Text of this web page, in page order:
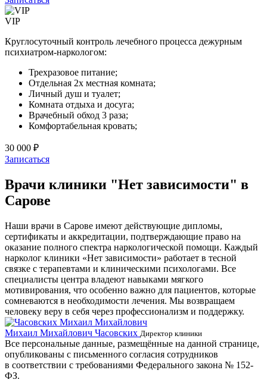
VIP
Круглосуточный контроль лечебного процесса дежурным
психиатром-наркологом:
Трехразовое питание;
Отдельная 2х местная комната;
Личный душ и туалет;
Комната отдыха и досуга;
Врачебный обход 3 раза;
Комфортабельная кровать;
30 000 ₽
Записаться
Врачи клиники "Нет зависимости" в
Сарове
Наши врачи в Сарове имеют действующие дипломы,
сертификаты и аккредитации, подтверждающие право на
оказание полного спектра наркологической помощи. Каждый
нарколог клиники «Нет зависимости» работает в тесной
связке с терапевтами и клиническими психологами. Все
специалисты центра владеют навыками мягкого
мотивирования, что особенно важно для пациентов, которые
сомневаются в необходимости лечения. Мы возвращаем
человеку веру в себя через профессионализм и поддержку.
Михаил Михайлович Часовских Директор клиники
Все персональные данные, размещённые на данной странице,
опубликованы с письменного согласия сотрудников
в соответствии с требованиями Федерального закона № 152-
ФЗ.